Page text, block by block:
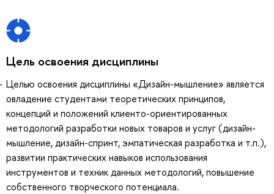
Цель освоения дисциплины
Целью освоения дисциплины «Дизайн-мышление» является
овладение студентами теоретических принципов,
концепций и положений клиенто-ориентированных
методологий разработки новых товаров и услуг (дизайн-
мышление, дизайн-спринт, эмпатическая разработка и т.п.),
развитии практических навыков использования
инструментов и техник данных методологий, повышение
собственного творческого потенциала.